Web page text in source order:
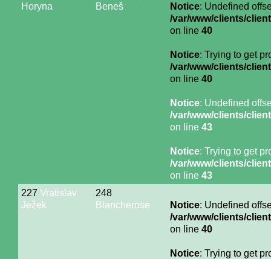
Horyna
Beneš
Notice: Undefined
/var/www/clients/
on line 40
Notice: Trying to get
/var/www/clients/
on line 40
Notice: Undefined
/var/www/clients/
on line 43
Notice: Trying to get
/var/www/clients/
on line 43
227 Vratislav
Ježek
248
Blancherose
Notice: Undefined
/var/www/clients/
on line 40
Notice: Trying to get